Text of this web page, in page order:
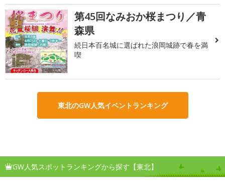
3
第45回なみおか桜まつり／青
森県
続日本百名城に選ばれた浪岡城跡で春を満
喫
東北のGW人気イベントランキング
GW人気スポットランキングから探す【東北】